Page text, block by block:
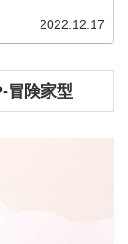
2022.12.17
冒険家型